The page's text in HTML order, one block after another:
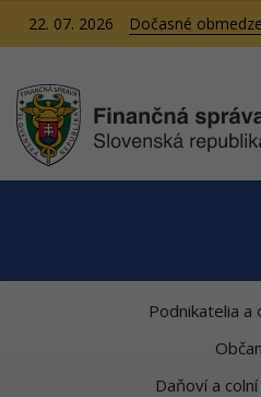
22. 07. 2026
Dočasné
Podnikatelia a
Daňoví a